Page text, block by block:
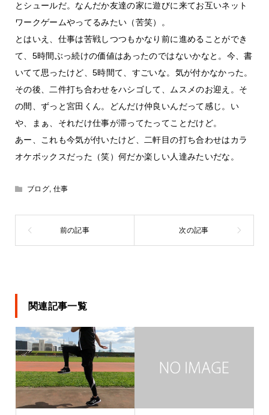
とシュールだ。なんだか友達の家に遊びに来てお互いネット
ワークゲームやってるみたい（苦笑）。
とはいえ、仕事は苦戦しつつもかなり前に進めることができ
て、5時間ぶっ続けの価値はあったのではないかなと。今、書
いてて思ったけど、5時間て、すごいな。気が付かなかった。
その後、二件打ち合わせをハシゴして、ムスメのお迎え。そ
の間、ずっと宮田くん。どんだけ仲良いんだって感じ。い
や、まぁ、それだけ仕事が滞ってたってことだけど。
あー、これも今気が付いたけど、二軒目の打ち合わせはカラ
オケボックスだった（笑）何だか楽しい人達みたいだな。
ブログ, 仕事
関連記事一覧